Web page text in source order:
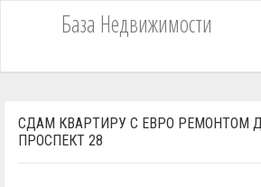
База Недвижимости
СДАМ КВАРТИРУ С ЕВРО РЕМОНТОМ
ПРОСПЕКТ 28